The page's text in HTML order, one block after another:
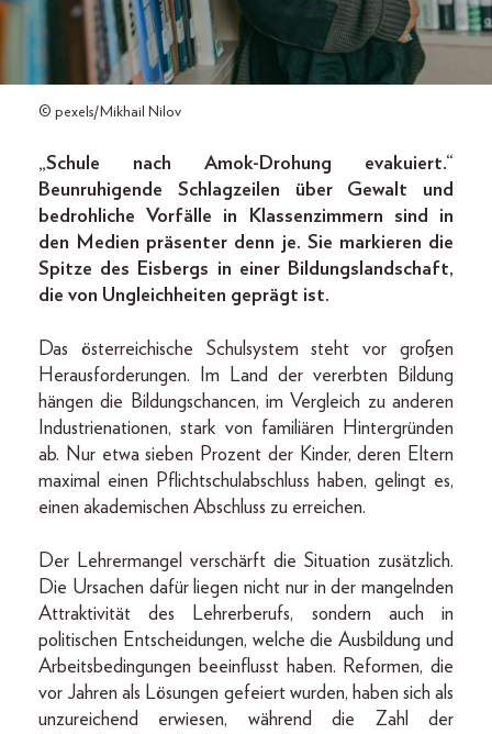
© pexels/Mikhail Nilov
„Schule nach Amok-Drohung evakuiert.“
Beunruhigende Schlagzeilen über Gewalt und
bedrohliche Vorfälle in Klassenzimmern sind in
den Medien präsenter denn je. Sie markieren die
Spitze des Eisbergs in einer Bildungslandschaft,
die von Ungleichheiten geprägt ist.
Das österreichische Schulsystem steht vor großen
Herausforderungen. Im Land der vererbten Bildung
hängen die Bildungschancen, im Vergleich zu anderen
Industrienationen, stark von familiären Hintergründen
ab. Nur etwa sieben Prozent der Kinder, deren Eltern
maximal einen Pflichtschulabschluss haben, gelingt es,
einen akademischen Abschluss zu erreichen.
Der Lehrermangel verschärft die Situation zusätzlich.
Die Ursachen dafür liegen nicht nur in der mangelnden
Attraktivität des Lehrerberufs, sondern auch in
politischen Entscheidungen, welche die Ausbildung und
Arbeitsbedingungen beeinflusst haben. Reformen, die
vor Jahren als Lösungen gefeiert wurden, haben sich als
unzureichend erwiesen, während die Zahl der